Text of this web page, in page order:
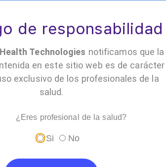
• Políticas y documentación
de responsabilidad
Technologies notificamos que la
en este sitio web es de carácter
exclusivo de los profesionales de la
salud.
¿Eres profesional de la salud?
Si No